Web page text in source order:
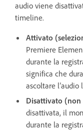
audio viene
timeline.
Attivato
Premiere
durante la
significa che
ascoltare
Disattivato (non
disattivata, il
durante la